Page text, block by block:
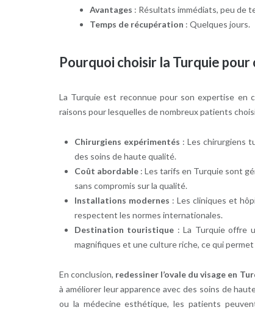
Avantages : Résultats immédiats, peu de
Temps de récupération : Quelques jours.
Pourquoi choisir la Turquie
La Turquie est reconnue pour son expertise en
raisons pour lesquelles de nombreux patients
Chirurgiens expérimentés : Les chirurgiens
des soins de haute qualité.
Coût abordable : Les tarifs en Turquie sont
sans compromis sur la qualité.
Installations modernes : Les cliniques et
respectent les normes internationales.
Destination touristique : La Turquie offre
magnifiques et une culture riche, ce qui
En conclusion, redessiner l’ovale du visage en
à améliorer leur apparence avec des soins de
ou la médecine esthétique, les patients